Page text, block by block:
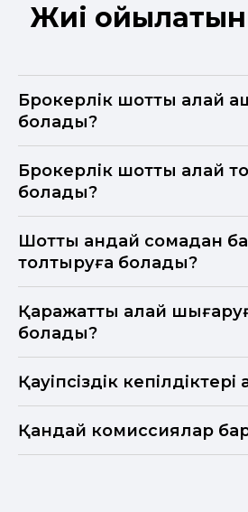
Жиі қойылатын
Брокерлік шотты қалай
болады?
Брокерлік шотты қалай
болады?
Шотты қандай сомадан
толтыруға болады?
Қаражатты қалай
болады?
Қауіпсіздік кепілдіктері
Қандай комиссиялар